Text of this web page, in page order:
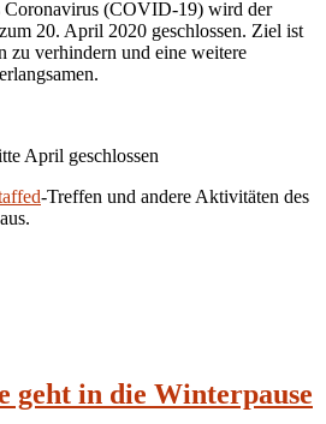
Coronavirus (COVID-19) wird der
20. April 2020 geschlossen. Ziel ist
zu verhindern und eine weitere
April geschlossen
-Treffen und andere Aktivitäten des
geht in die Winterpause